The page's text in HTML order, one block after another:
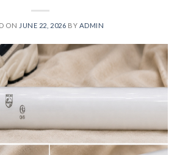
ON JUNE 22, 2026 BY ADMIN